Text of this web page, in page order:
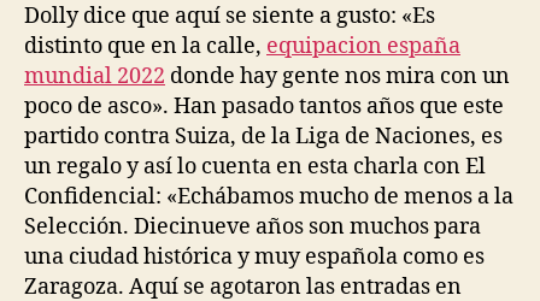
Dolly dice que aquí se siente a gusto: «Es
distinto que en la calle, equipacion españa
mundial 2022 donde hay gente nos mira con un
poco de asco». Han pasado tantos años que este
partido contra Suiza, de la Liga de Naciones, es
un regalo y así lo cuenta en esta charla con El
Confidencial: «Echábamos mucho de menos a la
Selección. Diecinueve años son muchos para
una ciudad histórica y muy española como es
Zaragoza. Aquí se agotaron las entradas en